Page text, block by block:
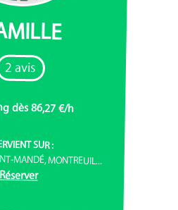
2 avis
dès 86,27 €/h
SUR :
MANDÉ, MONTREUIL...